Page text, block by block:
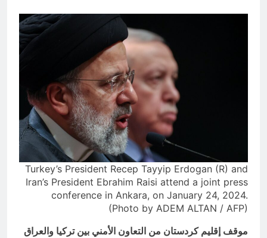
Turkey’s President Recep Tayyip Erdogan (R) and
Iran’s President Ebrahim Raisi attend a joint press
conference in Ankara, on January 24, 2024.
(Photo by ADEM ALTAN / AFP)
موقف إقليم كردستان من التعاون الأمني بين تركيا والعراق